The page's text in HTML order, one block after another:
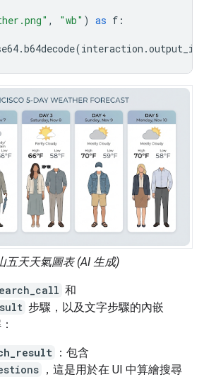
, "wb" ) as f :
.b64decode(interaction .
五天天氣圖表 (AI 生成)
和
步驟，以及文字步驟的內嵌
：包含
，這是用於在 UI 中算繪搜尋